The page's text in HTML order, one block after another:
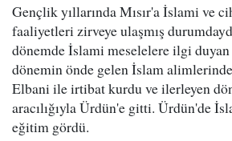
Gençlik yıllarında Mısır'a İslami ve
faaliyetleri zirveye ulaşmış
dönemde İslami meselelere ilgi
dönemin önde gelen İslam
Elbani ile irtibat kurdu ve ilerleyen
aracılığıyla Ürdün'e gitti. Ürdün'de
eğitim gördü.